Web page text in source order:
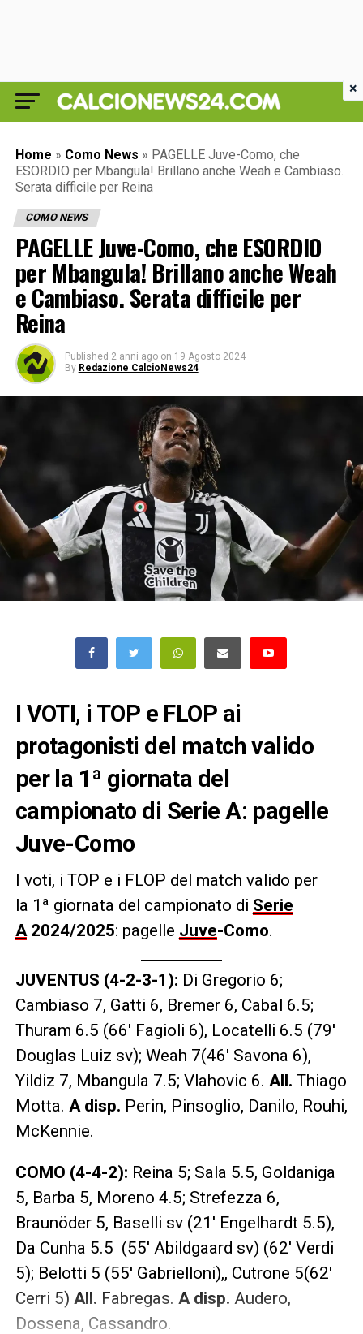
Home » Como News » PAGELLE Juve-Como, che
ESORDIO per Mbangula! Brillano anche Weah e Cambiaso.
Serata difficile per Reina
COMO NEWS
PAGELLE Juve-Como, che ESORDIO
per Mbangula! Brillano anche Weah
e Cambiaso. Serata difficile per
Reina
Published 2 anni ago on 19 Agosto 2024
By Redazione CalcioNews24
I VOTI, i TOP e FLOP ai
protagonisti del match valido
per la 1ª giornata del
campionato di Serie A: pagelle
Juve-Como
I voti, i TOP e i FLOP del match valido per
la 1ª giornata del campionato di Serie
A 2024/2025: pagelle Juve-Como.
JUVENTUS (4-2-3-1): Di Gregorio 6;
Cambiaso 7, Gatti 6, Bremer 6, Cabal 6.5;
Thuram 6.5 (66′ Fagioli 6), Locatelli 6.5 (79′
Douglas Luiz sv); Weah 7(46′ Savona 6),
Yildiz 7, Mbangula 7.5; Vlahovic 6. All. Thiago
Motta. A disp. Perin, Pinsoglio, Danilo, Rouhi,
McKennie.
COMO (4-4-2): Reina 5; Sala 5.5, Goldaniga
5, Barba 5, Moreno 4.5; Strefezza 6,
Braunöder 5, Baselli sv (21′ Engelhardt 5.5),
Da Cunha 5.5 (55′ Abildgaard sv) (62′ Verdi
5); Belotti 5 (55′ Gabrielloni),, Cutrone 5(62′
Cerri 5) All. Fabregas. A disp. Audero,
Dossena, Cassandro.
×